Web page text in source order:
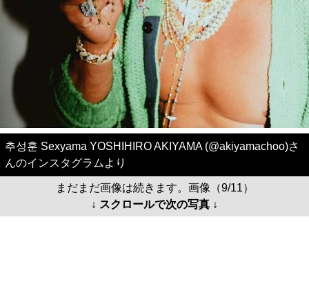
추성훈 Sexyama YOSHIHIRO AKIYAMA (@akiyamachoo)さ
んのインスタグラムより
まだまだ画像は続きます。画像（9/11）
↓ スクロールで次の写真 ↓